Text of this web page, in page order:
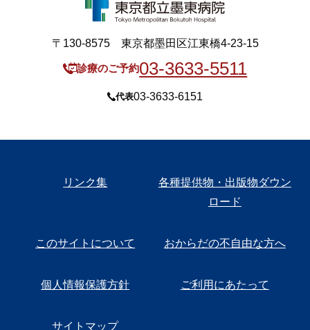
〒130-8575 東京都墨田区江東橋4-23-15
診療のご予約03-3633-5511
代表03-3633-6151
リンク集
各種提供物・出版物ダウン
ロード
このサイトについて おからだの不自由な方へ
個人情報保護方針 ご利用にあたって
サイトマップ